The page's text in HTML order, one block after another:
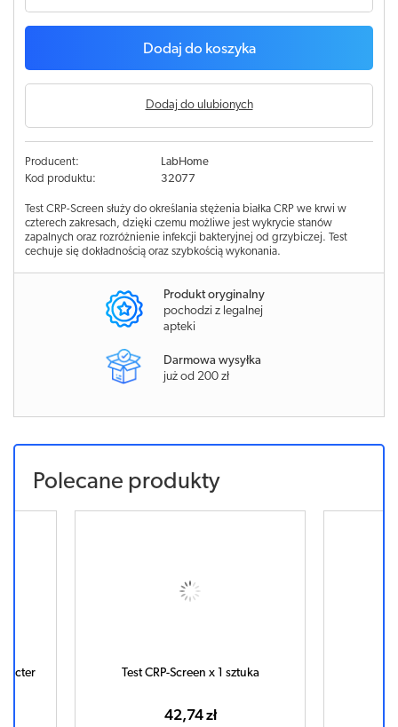
Dodaj do koszyka
Dodaj do ulubionych
Producent:
LabHome
Kod produktu:
32077
Test CRP-Screen służy do określania stężenia białka CRP we krwi w
czterech zakresach, dzięki czemu możliwe jest wykrycie stanów
zapalnych oraz rozróżnienie infekcji bakteryjnej od grzybiczej. Test
cechuje się dokładnością oraz szybkością wykonania.
Produkt oryginalny
pochodzi z legalnej
apteki
Darmowa wysyłka
już od 200 zł
Polecane produkty
Test CRP-Screen x 1 sztuka
42,74 zł